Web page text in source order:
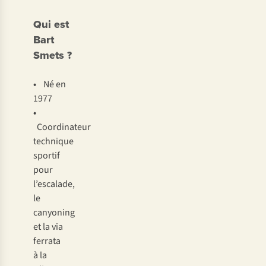
Qui est
Bart
Smets ?
• Né en
1977
•
Coordinateur
technique
sportif
pour
l’escalade,
le
canyoning
et la via
ferrata
à la